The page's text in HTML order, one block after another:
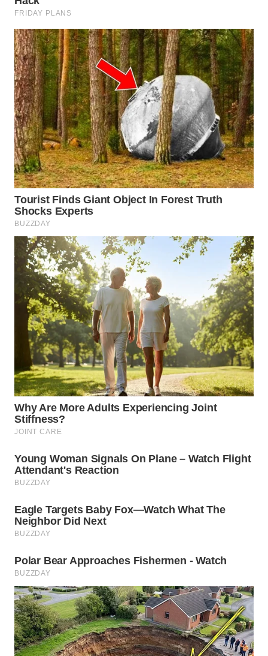
INDRAMAYU
WN
KUNINGAN
WN
MAJALENGKA
WN
SUBANG
WN
SUKABUMI
WN
PURWAKARTA
WN
PRIANGAN
TIMUR
WN
SEMARANG
WN
SOLO
WN
BOROBUDUR
MADURA
SURABAYA
WN
BINTAN
WN
MANDALIKA